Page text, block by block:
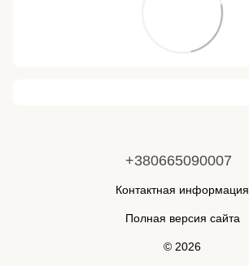
+380665090007
Контактная информация
Полная версия сайта
© 2026